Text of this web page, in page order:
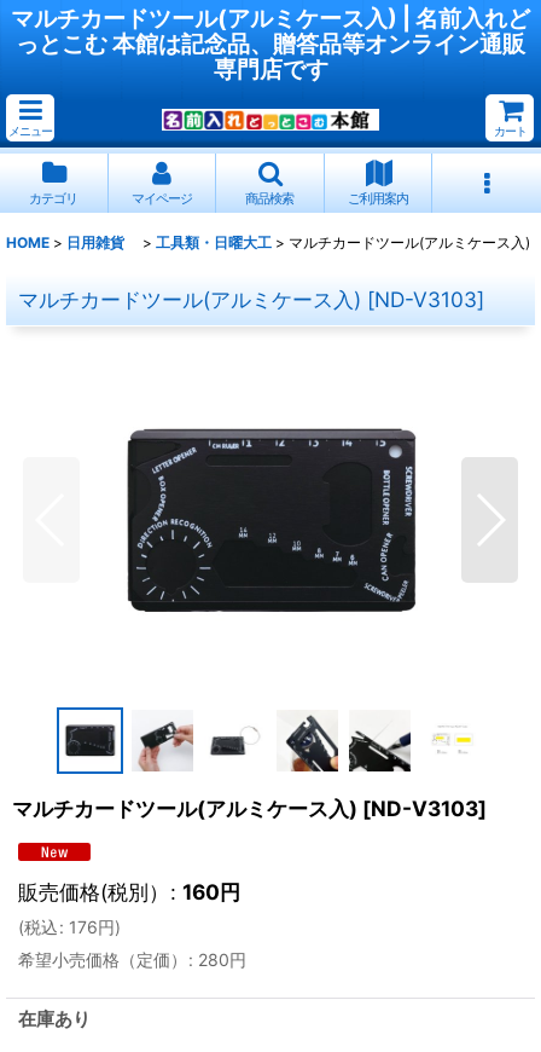
マルチカードツール(アルミケース入) | 名前入れど
っとこむ 本館は記念品、贈答品等オンライン通販
専門店です
メニュー カート
カテゴリ マイページ 商品検索 ご利用案内
HOME > 日用雑貨 > 工具類・日曜大工 > マルチカードツール(アルミケース入)
マルチカードツール(アルミケース入) [ND-V3103]
マルチカードツール(アルミケース入) [ND-V3103]
販売価格(税別） : 160円
(税込: 176円)
希望小売価格（定価）
: 280円
在庫あり